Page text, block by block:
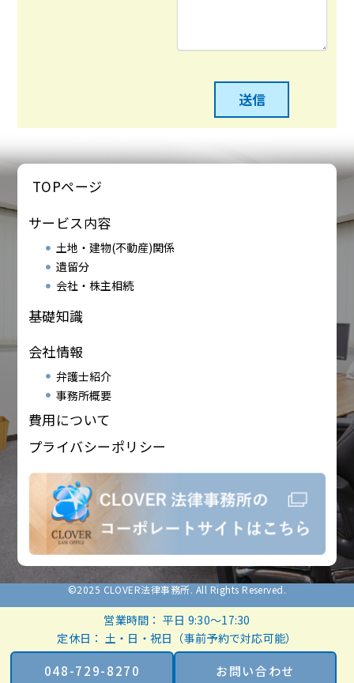
TOPページ
サービス内容
土地・建物(不動産)関係
遺留分
会社・株主相続
基礎知識
会社情報
弁護士紹介
事務所概要
費用について
プライバシーポリシー
©2025 CLOVER法律事務所. All Rights Reserved.
営業時間： 平日 9:30～17:30
定休日： 土・日・祝日（事前予約で対応可能）
048-729-8270 お問い合わせ